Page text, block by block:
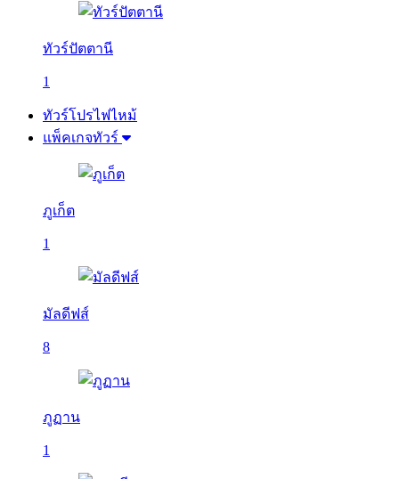
ทัวร์ปัตตานี
1
ทัวร์โปรไฟไหม้
แพ็คเกจทัวร์
ภูเก็ต
1
มัลดีฟส์
8
ภูฏาน
1